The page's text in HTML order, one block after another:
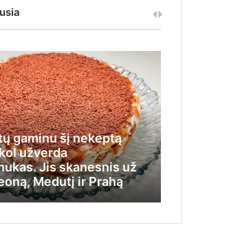
gaminu šį nekeptą
užverda
Jis skanesnis už
Medutį ir Prahą